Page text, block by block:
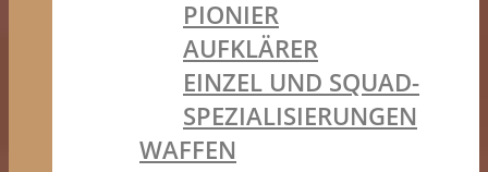
PIONIER
AUFKLÄRER
EINZEL UND SQUAD-
SPEZIALISIERUNGEN
WAFFEN